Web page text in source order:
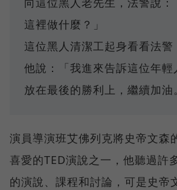
這裡做什麼？」
這位黑人清潔工起身看看法警
他說：「我進來告訴這位年輕
放在最後的勝利上，繼續加油
演員導演班艾佛列克將史帝文森
喜愛的TED演說之一，他聽過許
的演說、課程和討論，可是史帝